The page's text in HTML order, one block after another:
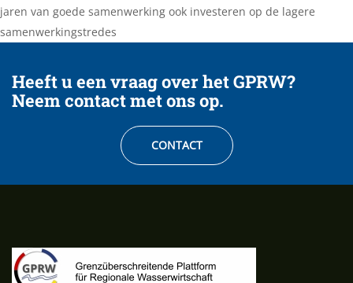
jaren van goede samenwerking ook investeren op de lagere
samenwerkingstredes
Heeft u een vraag over het GPRW?
Neem contact met ons op.
CONTACT